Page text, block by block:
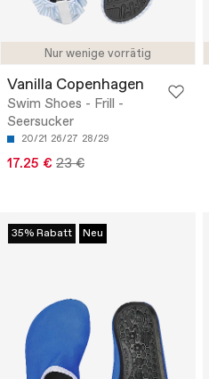
Nur wenige vorrätig
Vanilla Copenhagen
Swim Shoes - Frill -
Seersucker
20/21 26/27 28/29
17.25 € 23 €
35% Rabatt Neu